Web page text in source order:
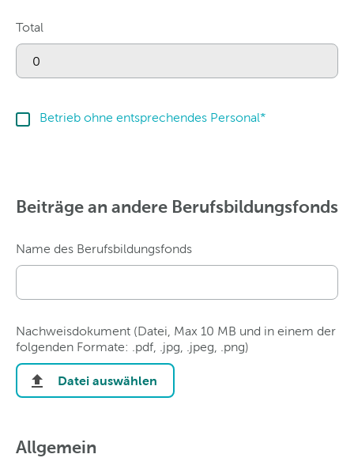
Total
Betrieb ohne entsprechendes Personal*
Beiträge an andere Berufsbildungsfonds
Name des Berufsbildungsfonds
Nachweisdokument (Datei, Max 10 MB und in einem der
folgenden Formate: .pdf, .jpg, .jpeg, .png)
Datei auswählen
Allgemein